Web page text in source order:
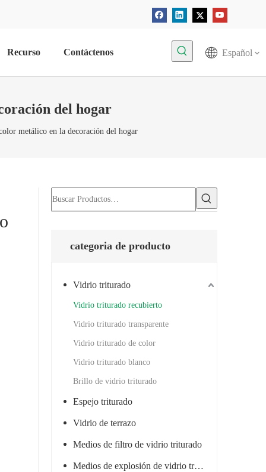
Recurso Contáctenos Español
del hogar
metálico en la decoración del hogar
categoria de producto
Vidrio triturado
Vidrio triturado recubierto
Vidrio triturado transparente
Vidrio triturado de color
Vidrio triturado blanco
Brillo de vidrio triturado
Espejo triturado
Vidrio de terrazo
Medios de filtro de vidrio triturado
Medios de explosión de vidrio triturado